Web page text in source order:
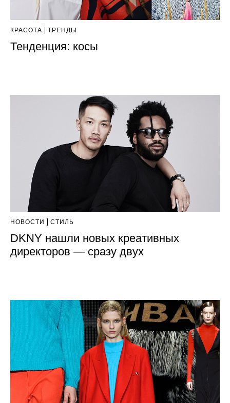
КРАСОТА ТРЕНДЫ
Тенденция: косы
НОВОСТИ СТИЛЬ
DKNY нашли новых креативных
директоров — сразу двух